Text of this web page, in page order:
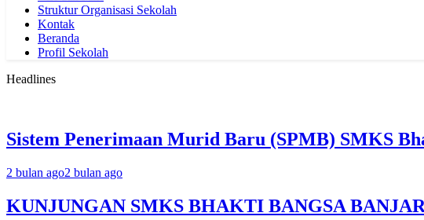
Struktur Organisasi Sekolah
Kontak
Beranda
Profil Sekolah
Headlines
Sistem Penerimaan Murid Baru (SPMB) SMKS
2 bulan ago2 bulan ago
KUNJUNGAN SMKS BHAKTI BANGSA